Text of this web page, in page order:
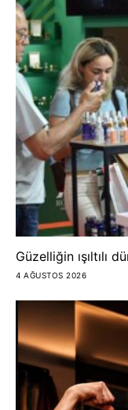
Güzelliğin ışıltılı
4 AĞUSTOS 2026